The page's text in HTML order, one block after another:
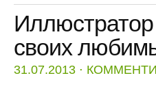
Иллюстратор
своих
31.07.2013 ⋅